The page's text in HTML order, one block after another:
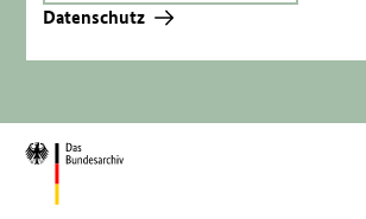
Datenschutz
Zur